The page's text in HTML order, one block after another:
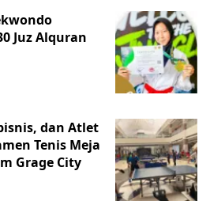
Juz Alquran
dan Atlet
Tenis Meja
Grage City